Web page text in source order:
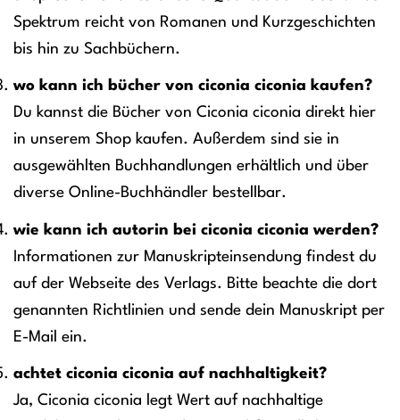
Spektrum reicht von Romanen und Kurzgeschichten
bis hin zu Sachbüchern.
wo kann ich bücher von ciconia ciconia kaufen?
Du kannst die Bücher von Ciconia ciconia direkt hier
in unserem Shop kaufen. Außerdem sind sie in
ausgewählten Buchhandlungen erhältlich und über
diverse Online-Buchhändler bestellbar.
wie kann ich autorin bei ciconia ciconia werden?
Informationen zur Manuskripteinsendung findest du
auf der Webseite des Verlags. Bitte beachte die dort
genannten Richtlinien und sende dein Manuskript per
E-Mail ein.
achtet ciconia ciconia auf nachhaltigkeit?
Ja, Ciconia ciconia legt Wert auf nachhaltige